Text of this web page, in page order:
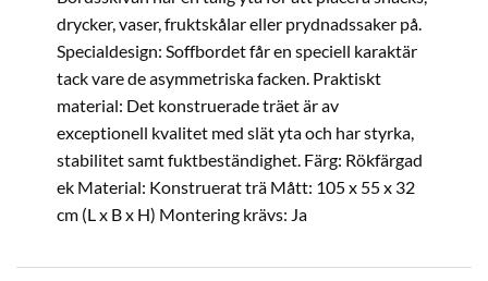
drycker, vaser, fruktskålar eller prydnadssaker på.
Specialdesign: Soffbordet får en speciell karaktär
tack vare de asymmetriska facken. Praktiskt
material: Det konstruerade träet är av
exceptionell kvalitet med slät yta och har styrka,
stabilitet samt fuktbeständighet. Färg: Rökfärgad
ek Material: Konstruerat trä Mått: 105 x 55 x 32
cm (L x B x H) Montering krävs: Ja